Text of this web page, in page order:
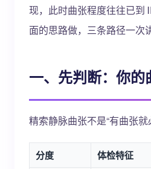
现，此时曲张程度往往已到
面的思路做，三条路径一次
一、先判断：你的
精索静脉曲张不是“有曲张
分度 体检特征